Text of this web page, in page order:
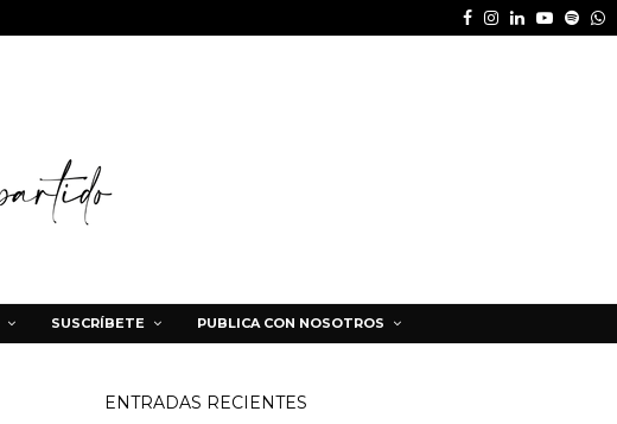
Facebook
Instagram
LinkedinYoutube
SUSCRÍBETE PUBLICA CON NOSOTROS
ENTRADAS RECIENTES